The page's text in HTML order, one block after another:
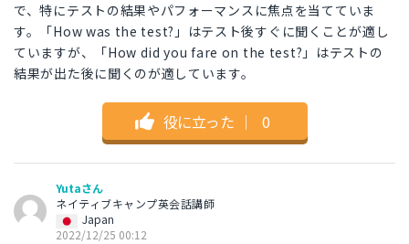
で、特にテストの結果やパフォーマンスに焦点を当てていま
す。「How was the test?」はテスト後すぐに聞くことが適し
ていますが、「How did you fare on the test?」はテストの
結果が出た後に聞くのが適しています。
役に立った ｜ 0
Yutaさん
ネイティブキャンプ英会話講師
Japan
2022/12/25 00:12